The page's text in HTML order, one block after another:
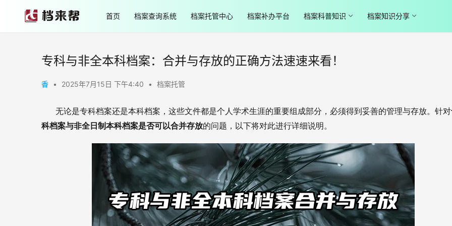
首页 档案查询系统 档案托管中心 档案补办平台 档案科普知识 档案知识分享
专科与非全本科档案：合并与存放的正确方法速速来看！
香 • 2025年7月15日 下午4:40 • 档案托管
无论是专科档案还是本科档案，这些文件都是个人学术生涯的重要组成部分，必须得到妥善的管理与存放。针对
科档案与非全日制本科档案是否可以合并存放的问题，以下将对此进行详细说明。